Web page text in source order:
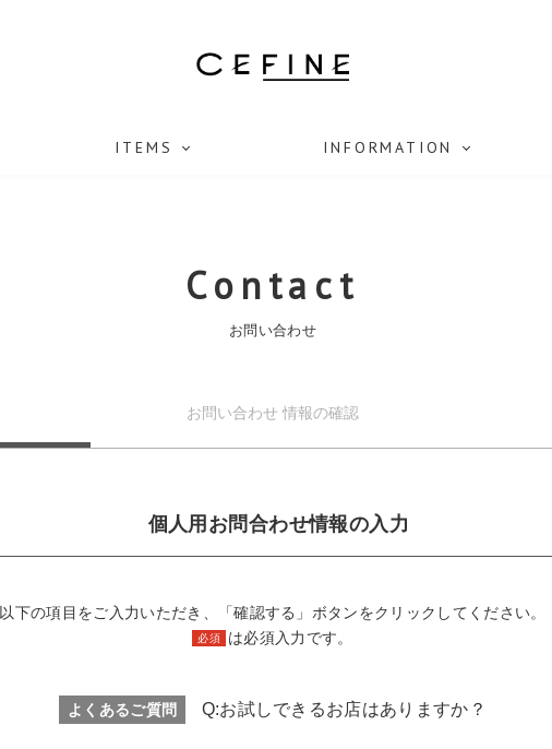
ITEMS INFORMATION
Contact
お問い合わせ
お問い合わせ 情報の確認
個人用お問合わせ情報の入力
以下の項目をご入力いただき、「確認する」ボタンをクリックしてください。
必須 は必須入力です。
よくあるご質問 Q:お試しできるお店はありますか？